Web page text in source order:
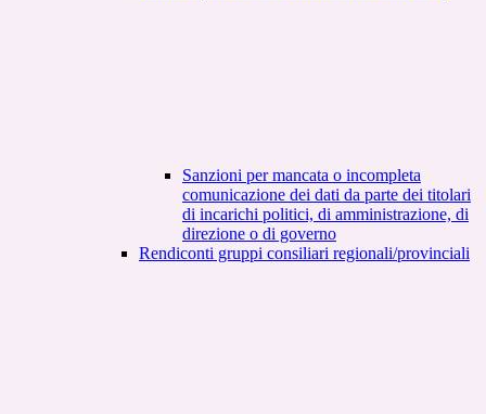
Sanzioni per mancata o incompleta
comunicazione dei dati da parte dei titolari
di incarichi politici, di amministrazione, di
direzione o di governo
Rendiconti gruppi consiliari regionali/provinciali